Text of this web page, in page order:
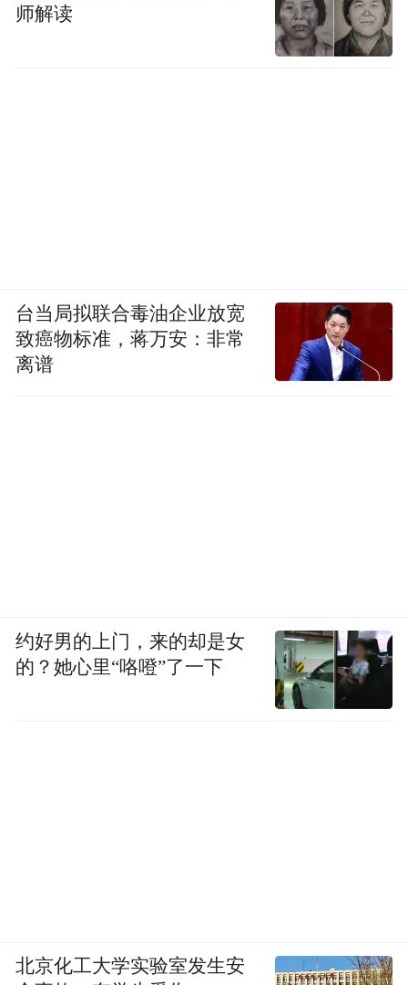
师解读
台当局拟联合毒油企业放宽
致癌物标准，蒋万安：非常
离谱
约好男的上门，来的却是女
的？她心里“咯噔”了一下
北京化工大学实验室发生安